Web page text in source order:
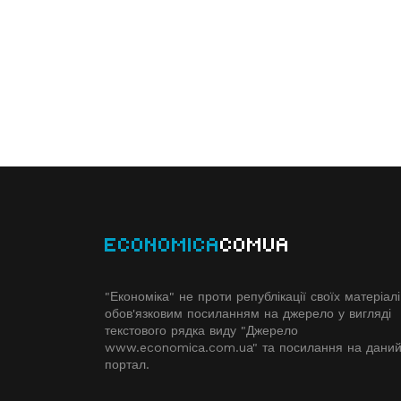
ECONOMICACOMUA
"Економіка" не проти републікації своїх
обов'язковим посиланням на джерело у вигляді
текстового рядка виду "Джерело
www.economiсa.com.ua" та посилання на даний
портал.